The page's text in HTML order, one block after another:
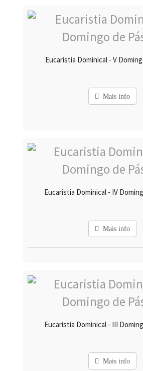
Eucaristia Dominical - V
Mais info
Eucaristia Dominical - IV
Mais info
Eucaristia Dominical - III
Mais info